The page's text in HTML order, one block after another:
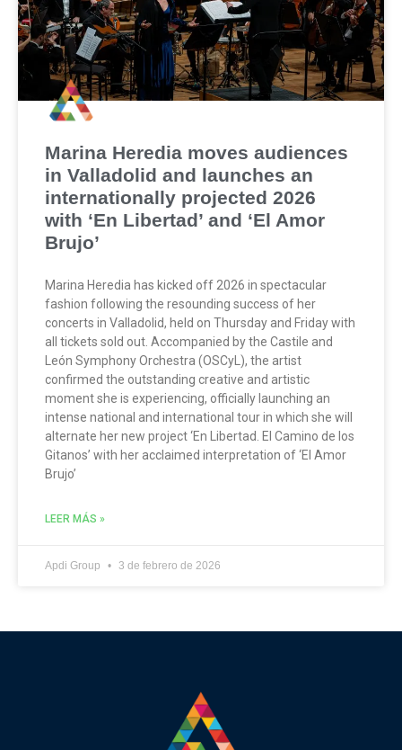
Marina Heredia moves audiences
in Valladolid and launches an
internationally projected 2026
with ‘En Libertad’ and ‘El Amor
Brujo’
Marina Heredia has kicked off 2026 in spectacular
fashion following the resounding success of her
concerts in Valladolid, held on Thursday and Friday with
all tickets sold out. Accompanied by the Castile and
León Symphony Orchestra (OSCyL), the artist
confirmed the outstanding creative and artistic
moment she is experiencing, officially launching an
intense national and international tour in which she will
alternate her new project ‘En Libertad. El Camino de los
Gitanos’ with her acclaimed interpretation of ‘El Amor
Brujo’
LEER MÁS »
Apdi Group 3 de febrero de 2026